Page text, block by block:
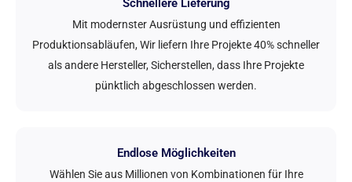
Schnellere Lieferung
Mit modernster Ausrüstung und effizienten
Produktionsabläufen, Wir liefern Ihre Projekte 40% schneller
als andere Hersteller, Sicherstellen, dass Ihre Projekte
pünktlich abgeschlossen werden.
Endlose Möglichkeiten
Wählen Sie aus Millionen von Kombinationen für Ihre